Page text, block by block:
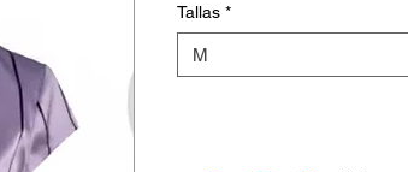
Tallas *
M